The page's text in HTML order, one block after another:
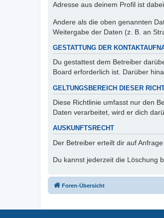
Adresse aus deinem Profil ist
Andere als die oben genannten
Weitergabe der Daten (z. B. an
GESTATTUNG DER
Du gestattest dem Betreiber
Board erforderlich ist. Darüber
GELTUNGSBEREICH DIESER
Diese Richtlinie umfasst nur den
Daten verarbeitet, wird er dich
AUSKUNFTSRECHT
Der Betreiber erteilt dir auf
Du kannst jederzeit die Löschung
Foren-Übersicht